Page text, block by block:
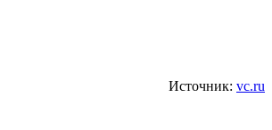
Источник: vc.ru